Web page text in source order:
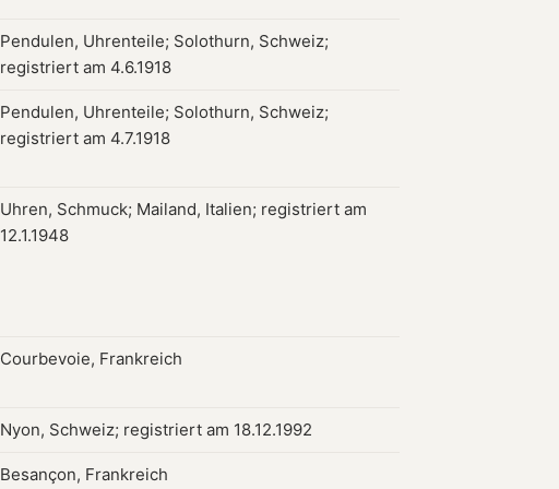
Pendulen, Uhrenteile; Solothurn, Schweiz;
registriert am 4.6.1918
Pendulen, Uhrenteile; Solothurn, Schweiz;
registriert am 4.7.1918
Uhren, Schmuck; Mailand, Italien; registriert am
12.1.1948
Courbevoie, Frankreich
Nyon, Schweiz; registriert am 18.12.1992
Besançon, Frankreich